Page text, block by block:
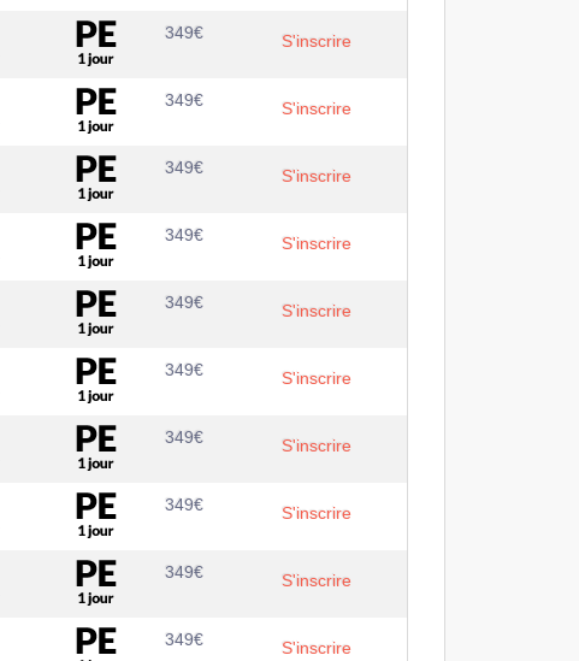
349€ S'inscrire
349€ S'inscrire
349€ S'inscrire
349€ S'inscrire
349€ S'inscrire
349€ S'inscrire
349€ S'inscrire
349€ S'inscrire
349€ S'inscrire
349€ S'inscrire